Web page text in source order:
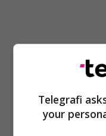
Telegrafi
your